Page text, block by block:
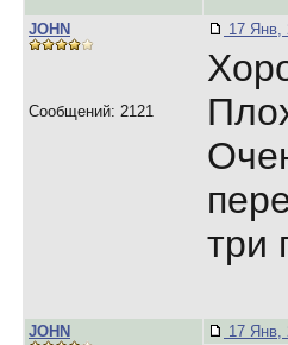
JOHN
Сообщений: 2121
17 Янв,
три
JOHN 17 Янв,